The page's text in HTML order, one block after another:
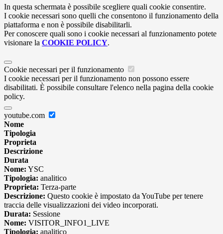
In questa schermata è possibile scegliere quali cookie consentire.
I cookie necessari sono quelli che consentono il funzionamento della
piattaforma e non è possibile disabilitarli.
Per conoscere quali sono i cookie necessari al funzionamento potete
visionare la COOKIE POLICY.
Cookie necessari per il funzionamento
I cookie necessari per il funzionamento non possono essere
disabilitati. È possibile consultare l'elenco nella pagina della cookie
policy.
youtube.com
Nome
Tipologia
Proprieta
Descrizione
Durata
Nome: YSC
Tipologia: analitico
Proprieta: Terza-parte
Descrizione: Questo cookie è impostato da YouTube per tenere
traccia delle visualizzazioni dei video incorporati.
Durata: Sessione
Nome: VISITOR_INFO1_LIVE
Tipologia: analitico